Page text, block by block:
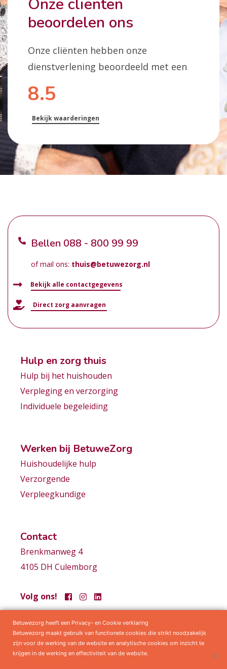
Onze cliënten
beoordelen ons
Onze cliënten hebben onze
dienstverlening beoordeeld met een
8.5
Bekijk waarderingen
Bellen 088 - 800 99 99
of mail ons: thuis@betuwezorg.nl
Bekijk alle contactgegevens
Direct zorg aanvragen
Hulp en zorg thuis
Hulp bij het huishouden
Verpleging en verzorging
Individuele begeleiding
Werken bij BetuweZorg
Huishoudelijke hulp
Verzorgende
Verpleegkundige
Contact
Brenkmanweg 4
4105 DH Culemborg
Volg ons!
Samenwerkingen Privacy statement Algemene voorwaarden
Betuwezorg heeft een Privacy- en Cookie verklaring
Betuwezorg maakt gebruik van functionele cookies die strikt noodzakelijk
zijn voor de werking van de website en analytische cookies om inzicht te
krijgen in de werking en effectiviteit van de website.